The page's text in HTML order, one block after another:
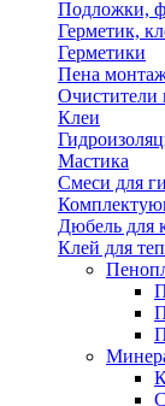
Подложки,
Герметик,
Герметики
Пена
Клеи
Мастика
Смеси для
Дюбель для
Клей для